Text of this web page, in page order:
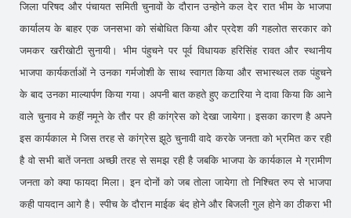
जिला परिषद और पंचायत समिती चुनावों के दौरान उन्होने कल देर रात भीम के भाजपा
कार्यालय के बाहर एक जनसभा को संबोधित किया और प्रदेश की गहलोत सरकार को
जमकर खरीखोटी सुनायी। भीम पंहुचने पर पूर्व विधायक हरिसिंह रावत और स्थानीय
भाजपा कार्यकर्ताओं ने उनका गर्मजोशी के साथ स्वागत किया और सभास्थल तक पंहुचने
के बाद उनका माल्यार्पण किया गया। अपनी बात कहते हुए कटारिया ने दावा किया कि आने
वाले चुनाव मे कहीं नमूने के तौर पर ही कांग्रेस को देखा जायेगा। इसका कारण है अपने
इस कार्यकाल मे जिस तरह से कांग्रेस झूठे चुनावी वादे करके जनता को भ्रमित कर रही
है वो सभी बातें जनता अच्छी तरह से समझ रही है जबकि भाजपा के कार्यकाल मे ग्रामीण
जनता को क्या फायदा मिला। इन दोनों को जब तोला जायेगा तो निश्चित रुप से भाजपा
कही पायदान आगे है। स्पीच के दौरान माईक बंद होने और बिजली गुल होने का ठीकरा भी